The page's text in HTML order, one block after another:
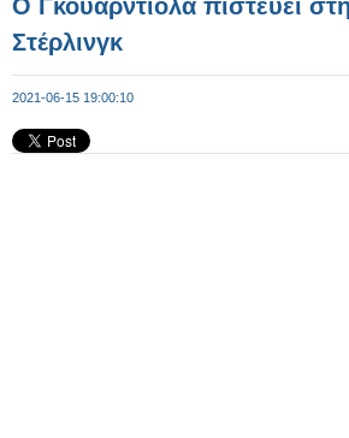
Ο Γκουαρντιόλα πιστεύει
Στέρλινγκ
2021-06-15 19:00:10